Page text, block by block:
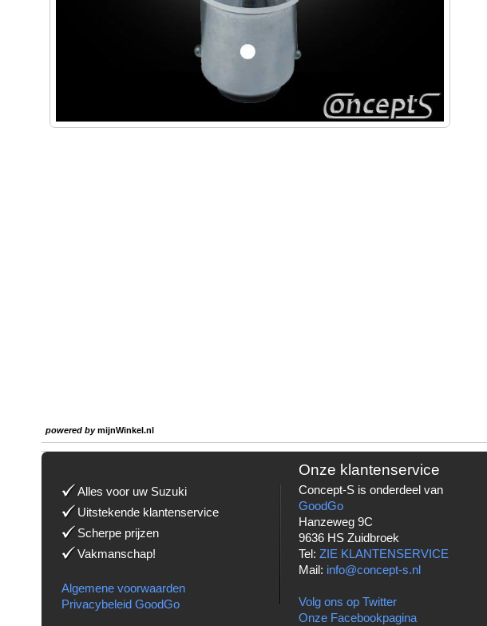
powered bymijnWinkel.nl
Alles voor uw Suzuki
Uitstekende klantenservice
Scherpe prijzen
Vakmanschap!
Algemene voorwaarden
Privacybeleid GoodGo
Onze klantenservice
Concept-S is onderdeel van
GoodGo
Hanzeweg 9C
9636 HS Zuidbroek
Tel:ZIE KLANTENSERVICE
Mail: info@concept-s.nl
Volg ons op Twitter
Onze Facebookpagina